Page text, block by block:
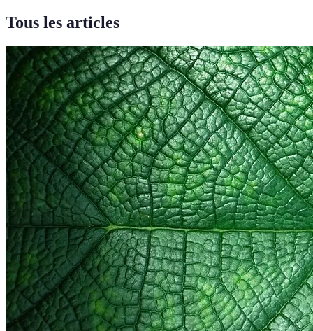
Tous les articles